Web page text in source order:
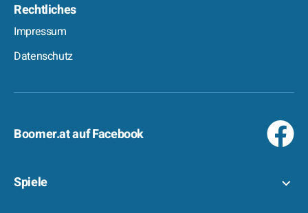
Rechtliches
Impressum
Datenschutz
Boomer.at auf Facebook
Spiele